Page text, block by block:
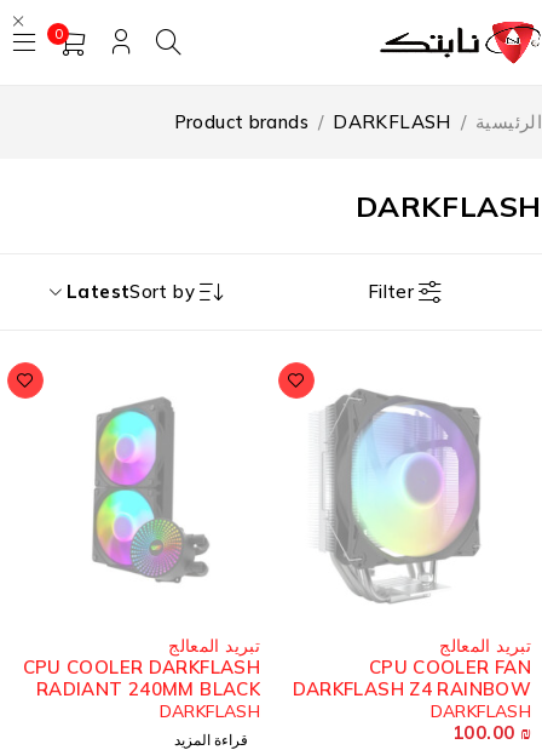
0
/
Product brands / DARKFLASH
Filter
Sort by
Latest
تبريد المعالج
CPU COOLER FAN
DARKFLASH Z4 RAINBOW
DARKFLASH
100.00
تبريد المعالج
CPU COOLER DARKFLASH
RADIANT 240MM BLACK
ARGB
DARKFLASH
قراءة المزيد